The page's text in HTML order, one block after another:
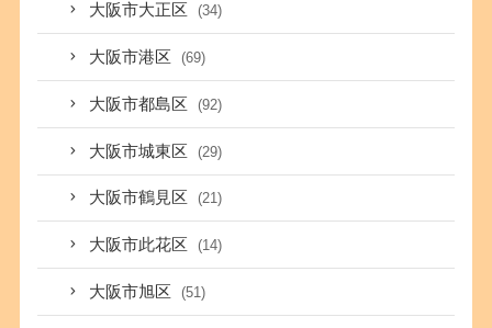
大阪市大正区 (34)
大阪市港区 (69)
大阪市都島区 (92)
大阪市城東区 (29)
大阪市鶴見区 (21)
大阪市此花区 (14)
大阪市旭区 (51)